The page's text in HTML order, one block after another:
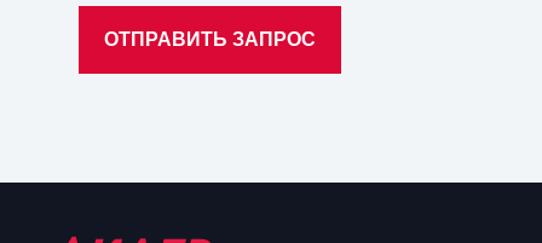
ОТПРАВИТЬ ЗАПРОС